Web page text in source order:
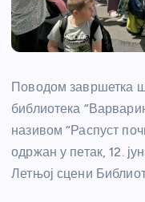
Поводом завршетка
библиотека
називом “Распуст
одржан у петак, 12.
Летњој сцени